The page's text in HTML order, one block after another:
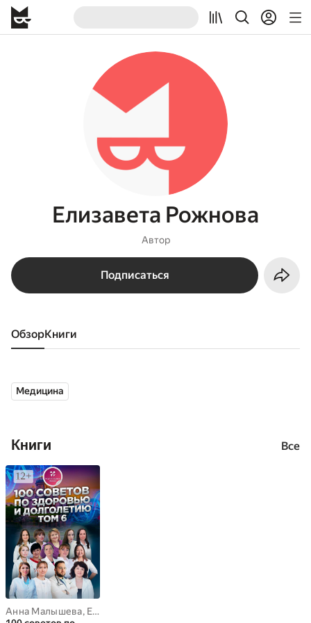
Елизавета Рожнова
Автор
Подписаться
Обзор книги
Медицина
Книги Все
Анна Малышева, Елена Кудряшова